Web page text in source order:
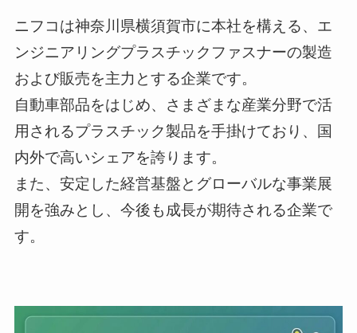
ニフコは神奈川県横須賀市に本社を構える、エ
ンジニアリングプラスチックファスナーの製造
および販売を主力とする企業です。
自動車部品をはじめ、さまざまな産業分野で活
用されるプラスチック製品を手掛けており、国
内外で高いシェアを誇ります。
また、安定した経営基盤とグローバルな事業展
開を強みとし、今後も成長が期待される企業で
す。